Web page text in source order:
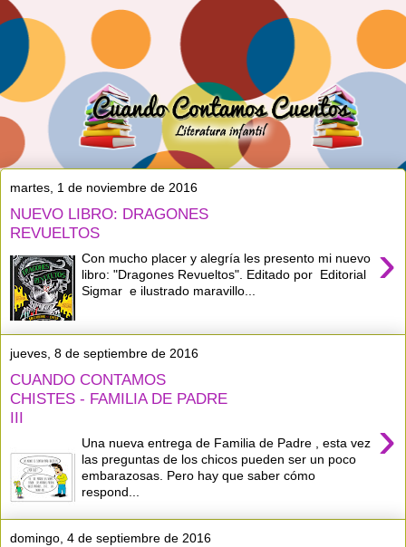
martes, 1 de noviembre de 2016
NUEVO LIBRO: DRAGONES
REVUELTOS
›
Con mucho placer y alegría les presento mi nuevo
libro: "Dragones Revueltos". Editado por Editorial
Sigmar e ilustrado maravillo...
jueves, 8 de septiembre de 2016
CUANDO CONTAMOS
CHISTES - FAMILIA DE PADRE
III
›
Una nueva entrega de Familia de Padre , esta vez
las preguntas de los chicos pueden ser un poco
embarazosas. Pero hay que saber cómo
respond...
domingo, 4 de septiembre de 2016